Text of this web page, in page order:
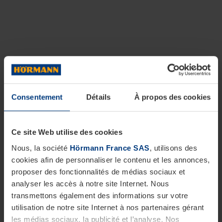
Consentement Détails À propos des cookies
Ce site Web utilise des cookies
Nous, la société Hörmann France SAS, utilisons des
cookies afin de personnaliser le contenu et les annonces,
proposer des fonctionnalités de médias sociaux et
analyser les accès à notre site Internet. Nous
transmettons également des informations sur votre
utilisation de notre site Internet à nos partenaires gérant
les médias sociaux, la publicité et l’analyse. Nos